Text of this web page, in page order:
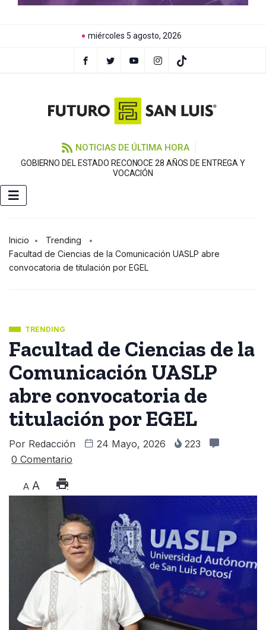
miércoles 5 agosto, 2026
NOTICIAS DE ÚLTIMA HORA
GOBIERNO DEL ESTADO RECONOCE 28 AÑOS DE ENTREGA Y
VOCACIÓN
Inicio
Trending
Facultad de Ciencias de la Comunicación UASLP abre
convocatoria de titulación por EGEL
TRENDING
Facultad de Ciencias de la
Comunicación UASLP
abre convocatoria de
titulación por EGEL
Por Redacción 24 Mayo, 2026
223
0 Comentario
A A